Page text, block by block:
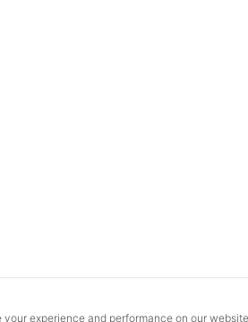
your experience and performance on our